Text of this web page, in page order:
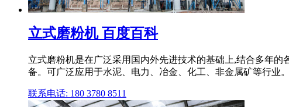
立式磨粉机 百度百科
立式磨粉机是在广泛采用国内外先进技术的基础上,结合多年
备。可广泛应用于水泥、电力、冶金、化工、非金属矿等行业
联系电话: 180 3780 8511